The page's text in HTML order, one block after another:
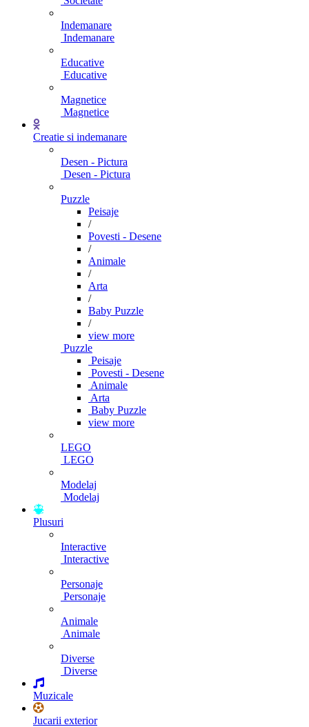
Indemanare
Indemanare
Educative
Educative
Magnetice
Magnetice
Creatie si indemanare
Desen - Pictura
Desen - Pictura
Puzzle
Peisaje
/
Povesti - Desene
/
Animale
/
Arta
/
Baby Puzzle
/
view more
Puzzle
Peisaje
Povesti - Desene
Animale
Arta
Baby Puzzle
view more
LEGO
LEGO
Modelaj
Modelaj
Plusuri
Interactive
Interactive
Personaje
Personaje
Animale
Animale
Diverse
Diverse
Muzicale
Jucarii exterior